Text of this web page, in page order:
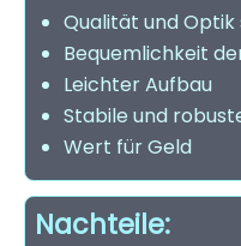
Qualität und Optik
Bequemlichkeit
Leichter Aufbau
Stabile und
Wert für Geld
Nachteile: